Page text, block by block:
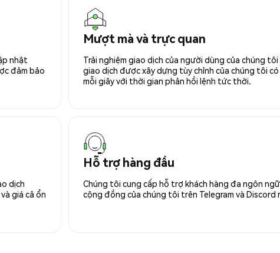
nhật
đảm bảo
Mượt mà và trực quan
Trải nghiệm giao dịch của người dùng của chúng
giao dịch được xây dựng tùy chỉnh của chúng tôi
mỗi giây với thời gian phản hồi lệnh tức thời.
dịch
giá cả ổn
Hỗ trợ hàng đầu
Chúng tôi cung cấp hỗ trợ khách hàng đa ngôn
cộng đồng của chúng tôi trên Telegram và Discord